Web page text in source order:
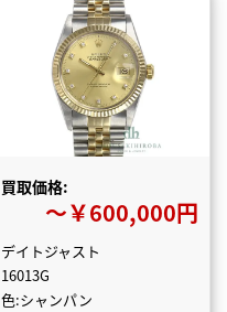
買取価格:
〜￥600,000円
デイトジャスト
16013G
色:シャンパン